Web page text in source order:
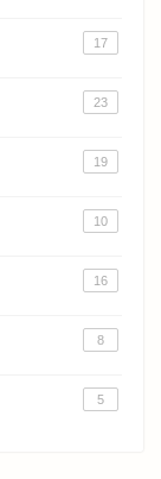
17
23
19
10
16
8
5